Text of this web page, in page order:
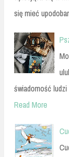
się mieć
świadomość
Read More